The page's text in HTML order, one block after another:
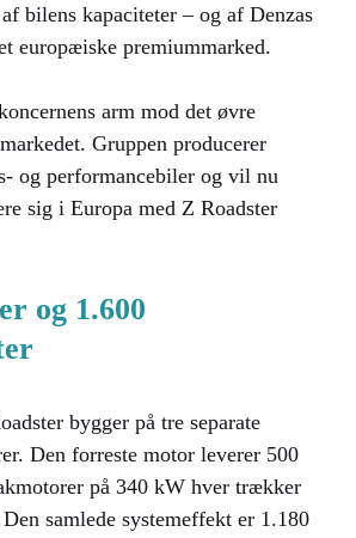
bilens kapaciteter – og af Denzas
europæiske premiummarked.
arm mod det øvre
Gruppen producerer
og performancebiler og vil nu
sig i Europa med Z Roadster
og 1.600
bygger på tre separate
Den forreste motor leverer 500
på 340 kW hver trækker
samlede systemeffekt er 1.180